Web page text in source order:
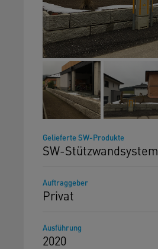
Gelieferte SW-Produkte
SW-Stützwandsystem
Auftraggeber
Privat
Ausführung
2020